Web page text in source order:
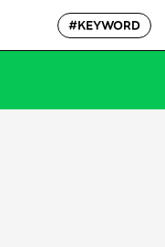
#KEYWORD